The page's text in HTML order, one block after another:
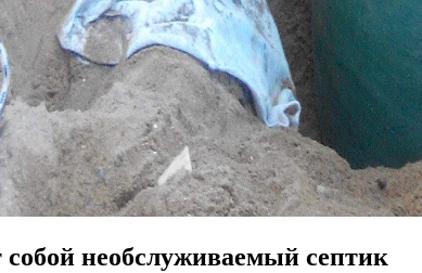
собой необслуживаемый септик